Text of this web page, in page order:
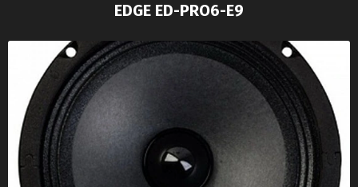
EDGE ED-PRO6-E9